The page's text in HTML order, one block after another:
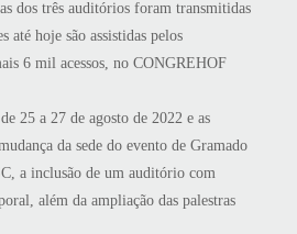
dos três auditórios foram transmitidas
até hoje são assistidas pelos
6 mil acessos, no CONGREHOF
25 a 27 de agosto de 2022 e as
da sede do evento de Gramado
a inclusão de um auditório com
além da ampliação das palestras